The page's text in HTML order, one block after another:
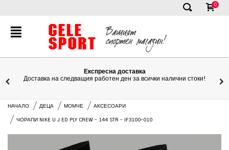
✕
0
Експресна доставка
Доставка на следващия работен ден за всички налични стоки!
НАЧАЛО ДЕЦА МОМЧЕ АКСЕСОАРИ
ЧОРАПИ NIKE U J ED PLY CREW - 144 STR - IF3100-010